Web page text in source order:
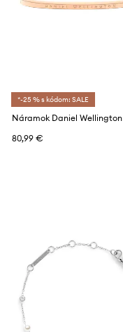
*-25 % s kódom: SALE
Náramok Daniel Wellington
80,99 €